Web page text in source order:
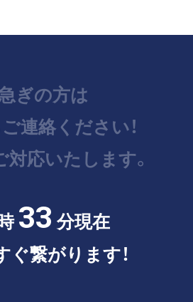
ぎの方は
連絡ください！
応いたします。
33 分現在
ぐ繋がります！